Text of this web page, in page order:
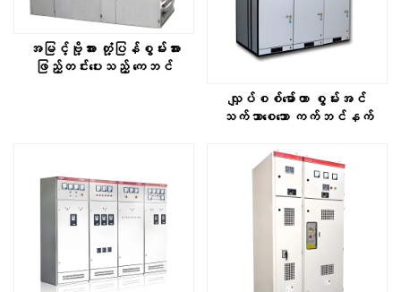
အမြင့်ဗို့အား တုံ့ပြန်စွမ်းအား
ဖြည့်တင်းပေးသည့် ကေဘင်
လျှပ်စစ်မော်တာ စွမ်းအင်
သက်သာစေသော ကက်ဘင်နက်